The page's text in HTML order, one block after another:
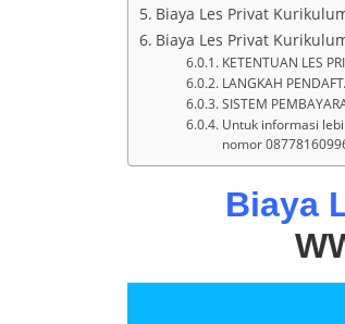
Biaya Les Privat
Biaya Les Privat
KETENTUAN LES
LANGKAH
SISTEM
Untuk informasi
nomor
Biaya